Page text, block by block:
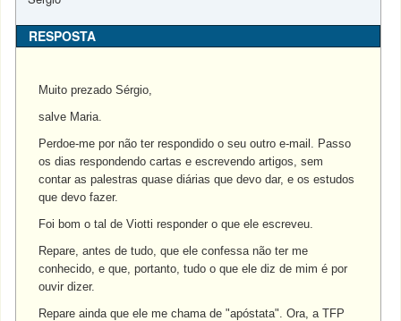
RESPOSTA
Muito prezado Sérgio,
salve Maria.
Perdoe-me por não ter respondido o seu outro e-mail. Passo
os dias respondendo cartas e escrevendo artigos, sem
contar as palestras quase diárias que devo dar, e os estudos
que devo fazer.
Foi bom o tal de Viotti responder o que ele escreveu.
Repare, antes de tudo, que ele confessa não ter me
conhecido, e que, portanto, tudo o que ele diz de mim é por
ouvir dizer.
Repare ainda que ele me chama de "apóstata". Ora, a TFP